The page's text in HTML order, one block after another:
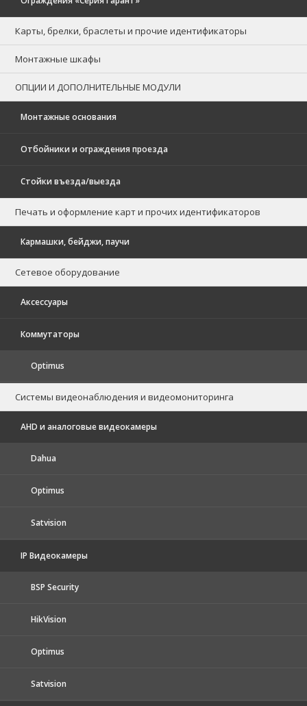
Карты, брелки, браслеты и прочие идентификаторы
Монтажные шкафы
ОПЦИИ И ДОПОЛНИТЕЛЬНЫЕ МОДУЛИ
Монтажные основания
Отбойники и ограждения проезда
Стойки въезда/выезда
Печать и оформление карт и прочих идентификаторов
Кармашки, бейджи, паучи
Сетевое оборудование
Аксессуары
Коммутаторы
Optimus
Системы видеонаблюдения и видеомониторинга
AHD и аналоговые видеокамеры
Dahua
Optimus
Satvision
IP Видеокамеры
BSP Security
HikVision
Optimus
Satvision